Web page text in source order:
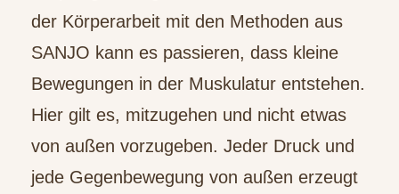
der Körperarbeit mit den Methoden aus
SANJO kann es passieren, dass kleine
Bewegungen in der Muskulatur entstehen.
Hier gilt es, mitzugehen und nicht etwas
von außen vorzugeben. Jeder Druck und
jede Gegenbewegung von außen erzeugt